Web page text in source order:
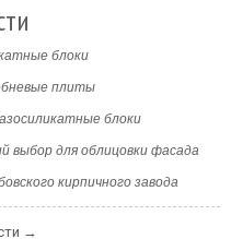
блоки
плиты
блоки
выбор для облицовки фасада
кирпичного завода
→